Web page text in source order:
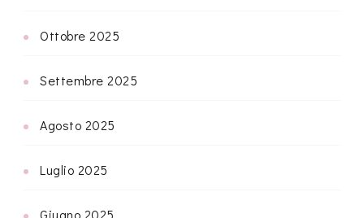
Ottobre 2025
Settembre 2025
Agosto 2025
Luglio 2025
Giugno 2025